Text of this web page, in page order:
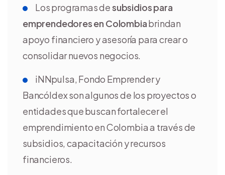
Los programas desubsidios para
emprendedores en Colombiabrindan
apoyo financiero y asesoría para crear o
consolidar nuevos negocios.
iNNpulsa, Fondo Emprender y
Bancóldex son algunos de los proyectos o
entidades que buscan fortalecer el
emprendimiento en Colombia a través de
subsidios, capacitación y recursos
financieros.